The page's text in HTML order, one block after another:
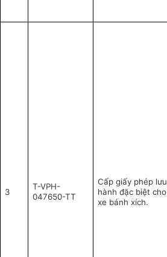
3
T-VPH-
047650-TT
Cấp giấy phép lưu
hành đặc biệt cho
xe bánh xích.